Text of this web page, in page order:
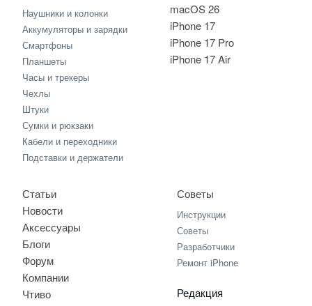
macOS 26
iPhone 17
iPhone 17 Pro
iPhone 17 Air
Наушники и колонки
Аккумуляторы и зарядки
Смартфоны
Планшеты
Часы и трекеры
Чехлы
Штуки
Сумки и рюкзаки
Кабели и переходники
Подставки и держатели
Статьи
Новости
Аксессуары
Блоги
Форум
Компании
Чтиво
Советы
Инструкции
Советы
Разработчики
Ремонт iPhone
Редакция